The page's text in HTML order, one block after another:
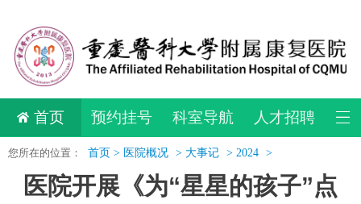
首页 预约挂号 科室导航 人才招聘
您所在的位置： 首页 > 医院概况 > 大事记 > 2024 >
医院开展《为“星星的孩子”点